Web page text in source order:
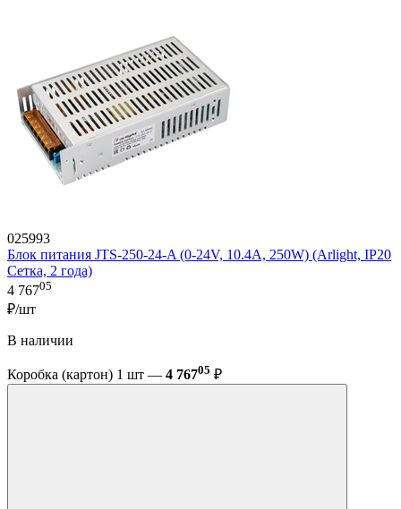
025993
Блок питания JTS-250-24-A (0-24V, 10.4A, 250W) (Arlight, IP20
Сетка, 2 года)
4 76705
₽/шт
В наличии
Коробка (картон) 1 шт — 4 76705 ₽